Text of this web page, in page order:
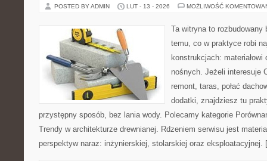
POSTED BY ADMIN LUT - 13 - 2026 MOŻLIWOŚĆ
Ta witryna to rozbudowany
temu, co w praktyce robi
konstrukcjach:
nośnych. Jeżeli interesuje
remont, taras, połać
dodatki, znajdziesz tu
przystępny sposób, bez lania wody. Polecamy kategorie
Trendy w architekturze drewnianej. Rdzeniem serwisu jest
perspektyw naraz: inżynierskiej, stolarskiej oraz